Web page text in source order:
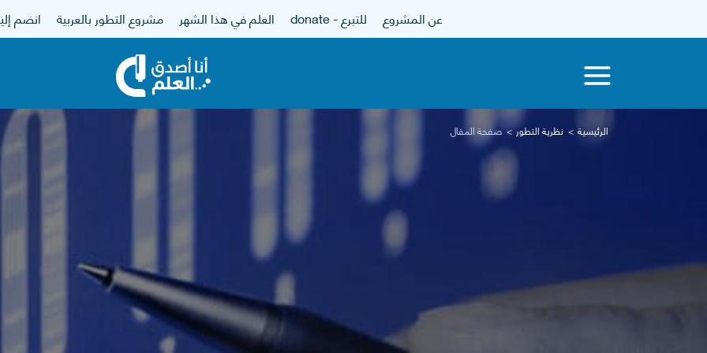
عن المشروع للتبرع - donate العلم في هذا الشهر مشروع التطور بالعربية انضم
الرئيسية نظرية التطور صفحة المقال